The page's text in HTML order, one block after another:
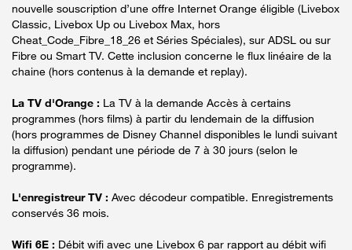
nouvelle souscription d’une offre Internet Orange éligible (Livebox
Classic, Livebox Up ou Livebox Max, hors
Cheat_Code_Fibre_18_26 et Séries Spéciales), sur ADSL ou sur
Fibre ou Smart TV. Cette inclusion concerne le flux linéaire de la
chaine (hors contenus à la demande et replay).
La TV d'Orange : La TV à la demande Accès à certains
programmes (hors films) à partir du lendemain de la diffusion
(hors programmes de Disney Channel disponibles le lundi suivant
la diffusion) pendant une période de 7 à 30 jours (selon le
programme).
L'enregistreur TV : Avec décodeur compatible. Enregistrements
conservés 36 mois.
Wifi 6E : Débit wifi avec une Livebox 6 par rapport au débit wifi